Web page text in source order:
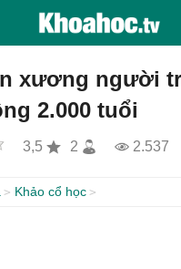
xương người
2.000 tuổi
3,5 2 2.537
Khảo cổ học